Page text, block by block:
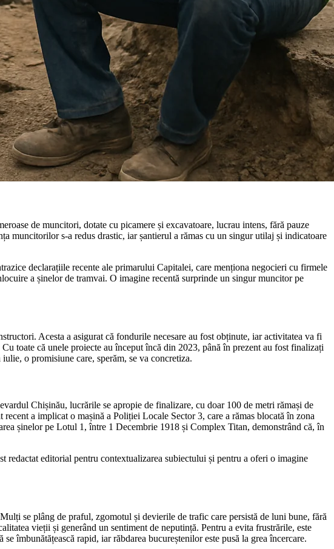
de muncitori, dotate cu picamere și excavatoare, lucrau intens, fără pauze
muncitorilor s-a redus drastic, iar șantierul a rămas cu un singur utilaj și indicatoare
declarațiile recente ale primarului Capitalei, care menționa negocieri cu firmele
a șinelor de tramvai. O imagine recentă surprinde un singur muncitor pe
Acesta a asigurat că fondurile necesare au fost obținute, iar activitatea va fi
toate că unele proiecte au început încă din 2023, până în prezent au fost finalizați
o promisiune care, sperăm, se va concretiza.
Chișinău, lucrările se apropie de finalizare, cu doar 100 de metri rămași de
a implicat o mașină a Poliției Locale Sector 3, care a rămas blocată în zona
șinelor pe Lotul 1, între 1 Decembrie 1918 și Complex Titan, demonstrând că, în
editorial pentru contextualizarea subiectului și pentru a oferi o imagine
se plâng de praful, zgomotul și devierile de trafic care persistă de luni bune, fără
vieții și generând un sentiment de neputință. Pentru a evita frustrările, este
îmbunătățească rapid, iar răbdarea bucureștenilor este pusă la grea încercare.